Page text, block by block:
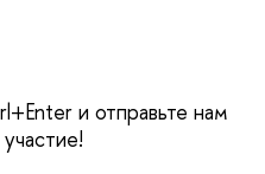
и отправьте нам